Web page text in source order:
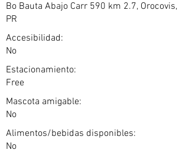
Bo Bauta Abajo Carr 590 km 2.7, Orocovis,
PR
Accesibilidad:
No
Estacionamiento:
Free
Mascota amigable:
No
Alimentos/bebidas disponibles:
No